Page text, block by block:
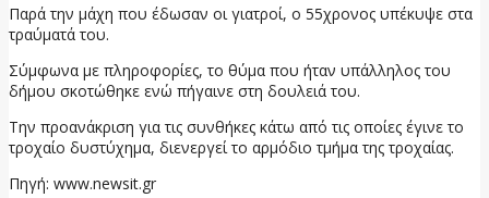
Παρά την μάχη που έδωσαν οι γιατροί, ο 55χρονος υπέκυψε στα
τραύματά του.
Σύμφωνα με πληροφορίες, το θύμα που ήταν υπάλληλος του
δήμου σκοτώθηκε ενώ πήγαινε στη δουλειά του.
Την προανάκριση για τις συνθήκες κάτω από τις οποίες έγινε το
τροχαίο δυστύχημα, διενεργεί το αρμόδιο τμήμα της τροχαίας.
Πηγή: www.newsit.gr